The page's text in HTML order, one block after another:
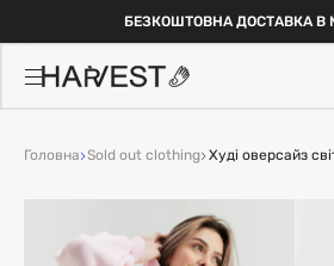
БЕЗКОШТОВНА ДОСТАВКА В
Головна Sold out clothing Худі оверсайз